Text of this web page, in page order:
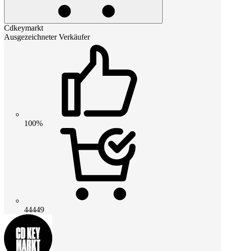
Cdkeymarkt
Ausgezeichneter Verkäufer
100%
44449